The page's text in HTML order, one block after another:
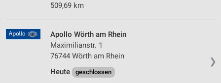
509,69 km
❯
Apollo Wörth am Rhein
Maximilianstr. 1
76744 Wörth am Rhein
Heute
geschlossen